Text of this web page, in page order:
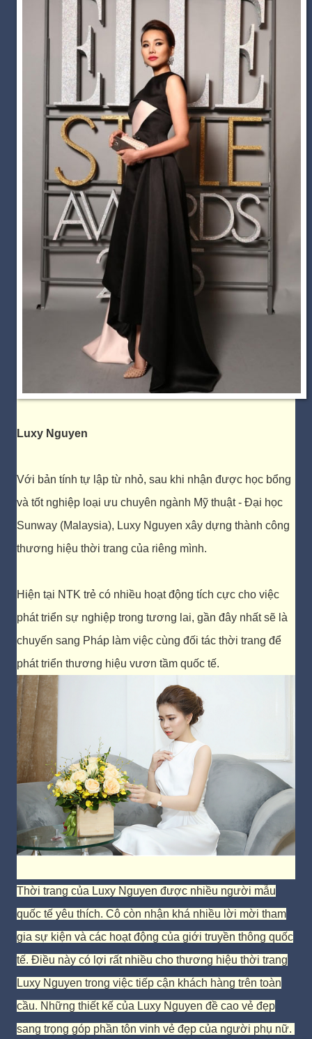
Luxy Nguyen
Với bản tính tự lập từ nhỏ, sau khi nhận được học bổng
và tốt nghiệp loại ưu chuyên ngành Mỹ thuật - Đại học
Sunway (Malaysia), Luxy Nguyen xây dựng thành công
thương hiệu thời trang của riêng mình.
Hiện tại NTK trẻ có nhiều hoạt động tích cực cho việc
phát triển sự nghiệp trong tương lai, gần đây nhất sẽ là
chuyến sang Pháp làm việc cùng đối tác thời trang để
phát triển thương hiệu vươn tầm quốc tế.
Thời trang của Luxy Nguyen được nhiều người mẫu
quốc tế yêu thích. Cô còn nhận khá nhiều lời mời tham
gia sự kiện và các hoạt động của giới truyền thông quốc
tế. Điều này có lợi rất nhiều cho thương hiệu thời trang
Luxy Nguyen trong việc tiếp cận khách hàng trên toàn
cầu. Những thiết kế của Luxy Nguyen đề cao vẻ đẹp
sang trọng góp phần tôn vinh vẻ đẹp của người phụ nữ.